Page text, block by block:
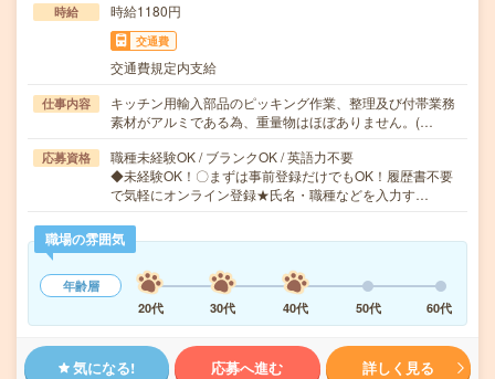
時給 時給1180円
交通費
交通費規定内支給
仕事内容
キッチン用輸入部品のピッキング作業、整理及び付帯業務
素材がアルミである為、重量物はほぼありません。(…
応募資格
職種未経験OK / ブランクOK / 英語力不要
◆未経験OK！〇まずは事前登録だけでもOK！履歴書不要
で気軽にオンライン登録★氏名・職種などを入力す…
職場の雰囲気
年齢層
20代
30代 40代 50代 60代
気になる! 応募へ進む 詳しく見る